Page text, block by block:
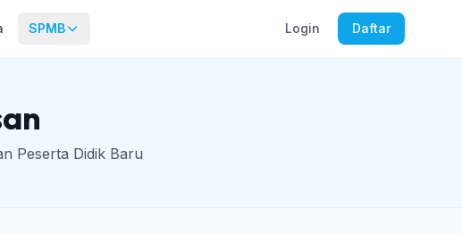
SPMB Login Daftar
Peserta Didik Baru